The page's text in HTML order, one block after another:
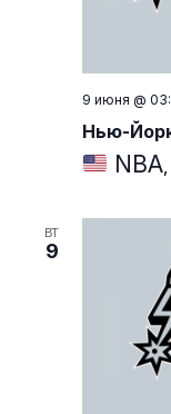
9 июня @
Нью-
NBA
ВТ
9